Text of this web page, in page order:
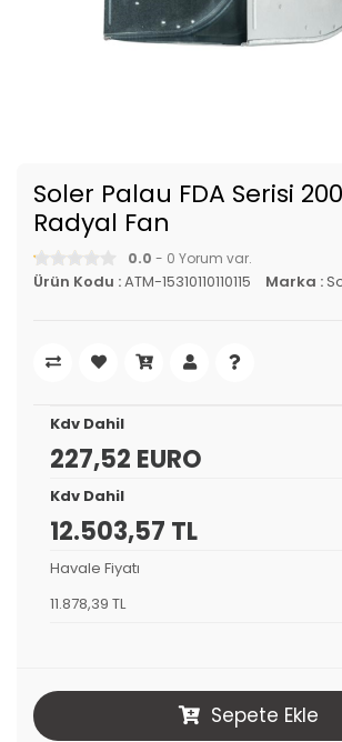
Soler Palau FDA Serisi
Radyal Fan
0.0 - 0 Yorum var.
Ürün Kodu :ATM-15310110110115 Marka :
Kdv Dahil
227,52 EURO
Kdv Dahil
12.503,57 TL
Havale Fiyatı
11.878,39 TL
Sepete Ekle